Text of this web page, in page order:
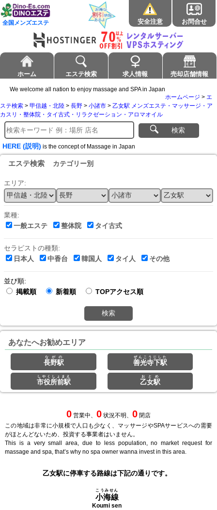
全国メンズエステ 安全注意 お問合せ
ホーム エステ検索 求人情報 売却店舗情報
We welcome all nation to enjoy massage and SPA in Japan
ホームページ > エ
ステ検索 > 甲信越・北陸 > 長野 > 小諸市 > 乙女駅 メンズエステ・マッサージ・ア
カスリ・整体院・タイ古式・リラクゼーション・アロマオイル
検索
HERE (説明) is the concept of Massage in Japan
エステ検索 カテゴリー別
エリア:
業種:
一般エステ
整体院 タイ古式
セラピストの種類:
日本人
中香台 韓国人 タイ人 その他
並び順:
掲載順
新着順 TOPアクセス順
検索
あなたへお勧めエリア
長野駅
ながの
善光寺下駅
ぜんこうじした
市役所前駅
しやくしょまえ
乙女駅
おとめ
0 営業中、 0 状況不明、 0 閉店
この地域は非常に小規模で人口も少なく、マッサージやSPAサービスへの需要
がほとんどないため、投資する事業者はいません。
This is a very small area, due to less population, no market request for
massage and spa, that’s why no spa owner wanna invest in this area.
乙女駅に停車する路線は下記の通りです。
小海線
こうみせん
Koumi sen